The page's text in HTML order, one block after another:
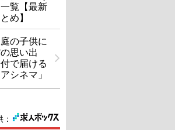
覧【最新
め】
の子供に
思い出
で届ける
シネマ」